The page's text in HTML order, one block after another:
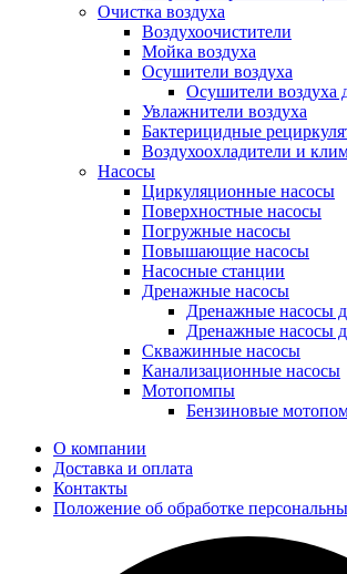
Очистка воздуха
Воздухоочистители
Мойка воздуха
Осушители воздуха
Осушители воздуха
Увлажнители воздуха
Бактерицидные
Воздухоохладители и
Насосы
Циркуляционные насосы
Поверхностные насосы
Погружные насосы
Повышающие насосы
Насосные станции
Дренажные насосы
Дренажные насосы
Дренажные насосы
Скважинные насосы
Канализационные насосы
Мотопомпы
Бензиновые
О компании
Доставка и оплата
Контакты
Положение об обработке